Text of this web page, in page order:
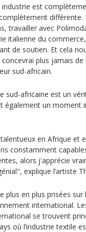
industrie est
différente.
travailler avec
italienne du
de soutien. Et cela
concevrai plus jamais
sud-africain.
sud-africaine est un
également un
en Afrique et
constamment
alors j'apprécie
explique l’artiste
plus en plus prisées
international.
se trouvent
où l’industrie textile